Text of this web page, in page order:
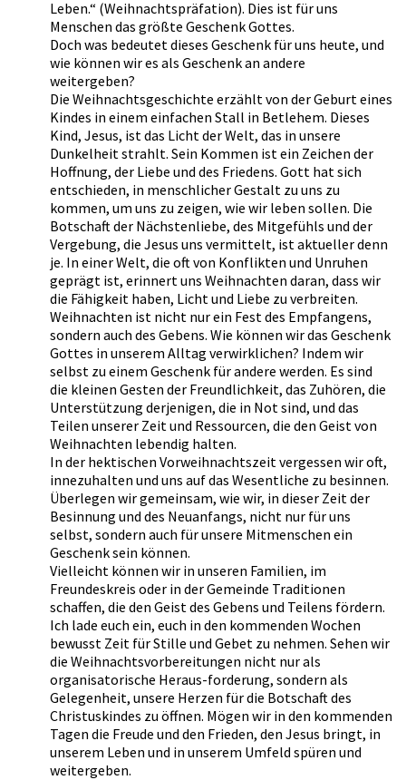
Leben.“ (Weihnachtspräfation). Dies ist für uns
Menschen das größte Geschenk Gottes.
Doch was bedeutet dieses Geschenk für uns heute, und
wie können wir es als Geschenk an andere
weitergeben?
Die Weihnachtsgeschichte erzählt von der Geburt eines
Kindes in einem einfachen Stall in Betlehem. Dieses
Kind, Jesus, ist das Licht der Welt, das in unsere
Dunkelheit strahlt. Sein Kommen ist ein Zeichen der
Hoffnung, der Liebe und des Friedens. Gott hat sich
entschieden, in menschlicher Gestalt zu uns zu
kommen, um uns zu zeigen, wie wir leben sollen. Die
Botschaft der Nächstenliebe, des Mitgefühls und der
Vergebung, die Jesus uns vermittelt, ist aktueller denn
je. In einer Welt, die oft von Konflikten und Unruhen
geprägt ist, erinnert uns Weihnachten daran, dass wir
die Fähigkeit haben, Licht und Liebe zu verbreiten.
Weihnachten ist nicht nur ein Fest des Empfangens,
sondern auch des Gebens. Wie können wir das Geschenk
Gottes in unserem Alltag verwirklichen? Indem wir
selbst zu einem Geschenk für andere werden. Es sind
die kleinen Gesten der Freundlichkeit, das Zuhören, die
Unterstützung derjenigen, die in Not sind, und das
Teilen unserer Zeit und Ressourcen, die den Geist von
Weihnachten lebendig halten.
In der hektischen Vorweihnachtszeit vergessen wir oft,
innezuhalten und uns auf das Wesentliche zu besinnen.
Überlegen wir gemeinsam, wie wir, in dieser Zeit der
Besinnung und des Neuanfangs, nicht nur für uns
selbst, sondern auch für unsere Mitmenschen ein
Geschenk sein können.
Vielleicht können wir in unseren Familien, im
Freundeskreis oder in der Gemeinde Traditionen
schaffen, die den Geist des Gebens und Teilens fördern.
Ich lade euch ein, euch in den kommenden Wochen
bewusst Zeit für Stille und Gebet zu nehmen. Sehen wir
die Weihnachtsvorbereitungen nicht nur als
organisatorische Heraus-forderung, sondern als
Gelegenheit, unsere Herzen für die Botschaft des
Christuskindes zu öffnen. Mögen wir in den kommenden
Tagen die Freude und den Frieden, den Jesus bringt, in
unserem Leben und in unserem Umfeld spüren und
weitergeben.